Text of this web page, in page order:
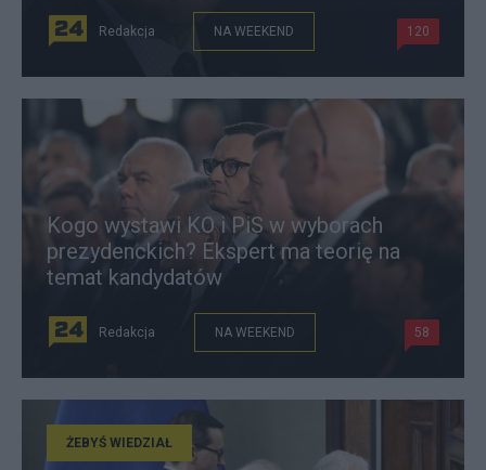
Redakcja NA WEEKEND 120
Kogo wystawi KO i PiS w wyborach
prezydenckich? Ekspert ma teorię na
temat kandydatów
Redakcja NA WEEKEND 58
ŻEBYŚ WIEDZIAŁ